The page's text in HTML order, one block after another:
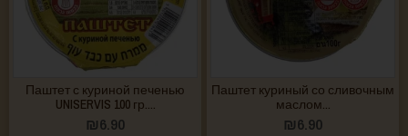
Паштет с куриной печенью
UNISERVIS 100 гр....
₪6.90
Паштет куриный со сливочным
маслом...
₪6.90